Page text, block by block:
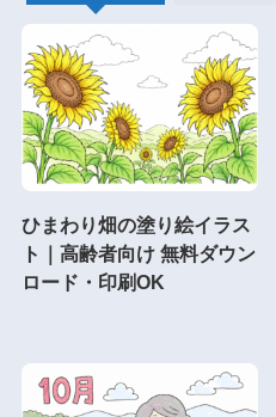
ひまわり畑の塗り絵イラス
ト｜高齢者向け 無料ダウン
ロード・印刷OK